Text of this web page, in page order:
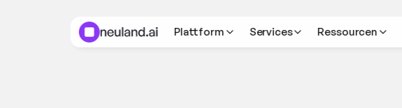
Plattform Services Ressourcen